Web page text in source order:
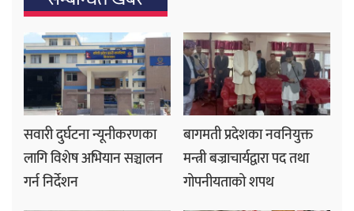
सवारी दुर्घटना न्यूनीकरणका
लागि विशेष अभियान सञ्चालन
गर्न निर्देशन
बागमती प्रदेशका नवनियुक्त
मन्त्री बज्राचार्यद्वारा पद तथा
गोपनीयताको शपथ